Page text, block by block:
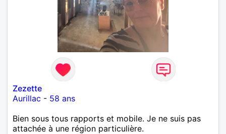
Zezette
Aurillac - 58 ans
Bien sous tous rapports et mobile. Je ne suis pas
attachée à une région particulière.